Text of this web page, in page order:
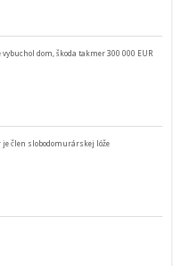
dom, škoda takmer 300 000 EUR
je člen slobodomurárskej lóže